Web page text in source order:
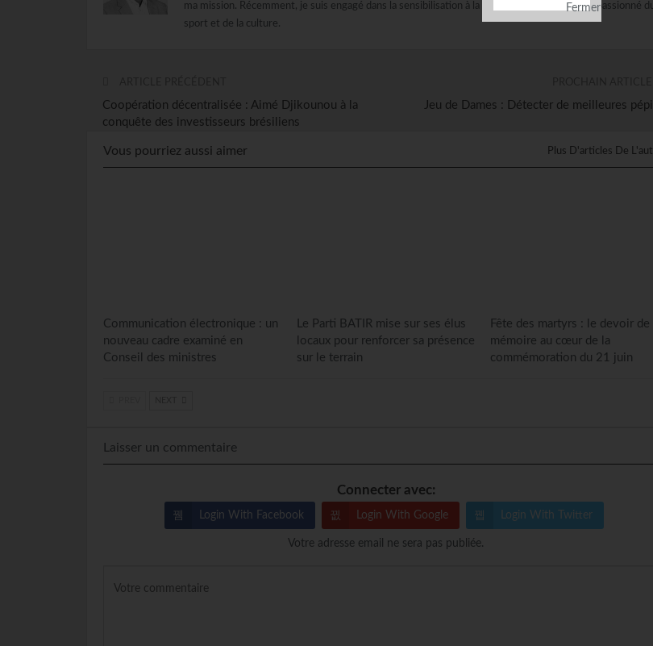
ma mission. Récemment, je suis engagé dans la sensibilisation à la sécurité routière. Je suis passionné
sport et de la culture.
Coopération décentralisée : Aimé Djikounou à la
conquête des investisseurs brésiliens
Jeu de Dames : Détecter de meilleures
Vous pourriez aussi aimer Plus D'articles De
Communication électronique : un
nouveau cadre examiné en
Conseil des ministres
Le Parti BATIR mise sur ses élus
locaux pour renforcer sa présence
sur le terrain
Fête des martyrs : le devoir de
mémoire au cœur de la
commémoration du 21 juin
Laisser un commentaire
Connecter avec:
Login With Facebook Login With Google Login With Twitter
Votre adresse email ne sera pas publiée.